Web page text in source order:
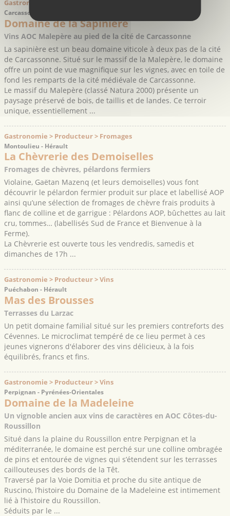
Gastronomie > Producteur > Vins
Carcassonne - Aude
Domaine de la Sapinière
Vins AOC Malepère au pied de la cité de Carcassonne
La sapinière est un beau domaine viticole à deux pas de la cité
de Carcassonne. Situé sur le massif de la Malepère, le domaine
offre un point de vue magnifique sur les vignes, avec en toile de
fond les remparts de la cité médiévale de Carcassonne.
Le massif du Malepère (classé Natura 2000) présente un
paysage préservé de bois, de taillis et de landes. Ce terroir
unique, essentiellement ...
Gastronomie > Producteur > Fromages
Montoulieu - Hérault
La Chèvrerie des Demoiselles
Fromages de chèvres, pélardons fermiers
Violaine, Gaëtan Mazenq (et leurs demoiselles) vous font
découvrir le pélardon fermier produit sur place et labellisé AOP
ainsi qu’une sélection de fromages de chèvre frais produits à
flanc de colline et de garrigue : Pélardons AOP, bûchettes au lait
cru, tommes… (labellisés Sud de France et Bienvenue à la
Ferme).
La Chèvrerie est ouverte tous les vendredis, samedis et
dimanches de 17h ...
Gastronomie > Producteur > Vins
Puéchabon - Hérault
Mas des Brousses
Terrasses du Larzac
Un petit domaine familial situé sur les premiers contreforts des
Cévennes. Le microclimat tempéré de ce lieu permet à ces
jeunes vignerons d'élaborer des vins délicieux, à la fois
équilibrés, francs et fins.
Gastronomie > Producteur > Vins
Perpignan - Pyrénées-Orientales
Domaine de la Madeleine
Un vignoble ancien aux vins de caractères en AOC Côtes-du-
Roussillon
Situé dans la plaine du Roussillon entre Perpignan et la
méditerranée, le domaine est perché sur une colline ombragée
de pins et entourée de vignes qui s’étendent sur les terrasses
caillouteuses des bords de la Têt.
Traversé par la Voie Domitia et proche du site antique de
Ruscino, l’histoire du Domaine de la Madeleine est intimement
lié à l’histoire du Roussillon.
Séduits par le ...